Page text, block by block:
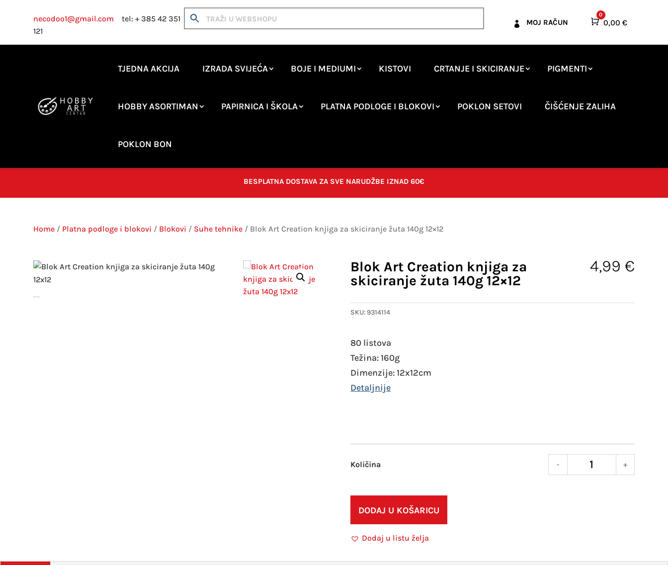
necodoo1@gmail.com tel: + 385 42 351
121
 MOJ RAČUN Košarica
0
0,00 €
TJEDNA AKCIJA IZRADA SVIJEĆA BOJE I MEDIUMI KISTOVI CRTANJE I SKICIRANJE PIGMENTI
HOBBY ASORTIMAN PAPIRNICA I ŠKOLA PLATNA PODLOGE I BLOKOVI POKLON SETOVI ČIŠĆENJE ZALIHA
POKLON BON
BESPLATNA DOSTAVA ZA SVE NARUDŽBE IZNAD 60€
Home / Platna podloge i blokovi / Blokovi / Suhe tehnike / Blok Art Creation knjiga za skiciranje žuta 140g 12×12
Blok Art Creation knjiga za
skiciranje žuta 140g 12×12
4,99 €
SKU: 9314114
80 listova
Težina: 160g
Dimenzije: 12x12cm
- +
DODAJ U KOŠARICU
Dodaj u listu želja